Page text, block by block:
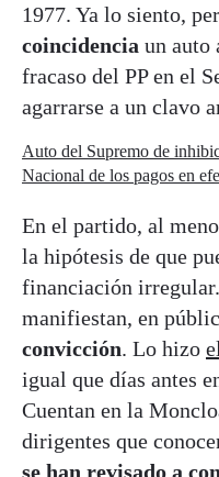
1977. Ya lo siento,
coincidencia un auto
fracaso del PP en el
agarrarse a un clavo
Auto del Supremo de
Nacional de los pagos en
En el partido, al
la hipótesis de que
financiación
manifiestan, en
convicción. Lo hizo
igual que días antes
Cuentan en la
dirigentes que
se han revisado a